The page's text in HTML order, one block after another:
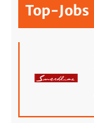
Top-Jobs